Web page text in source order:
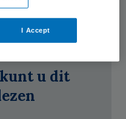
u dit
I Accept